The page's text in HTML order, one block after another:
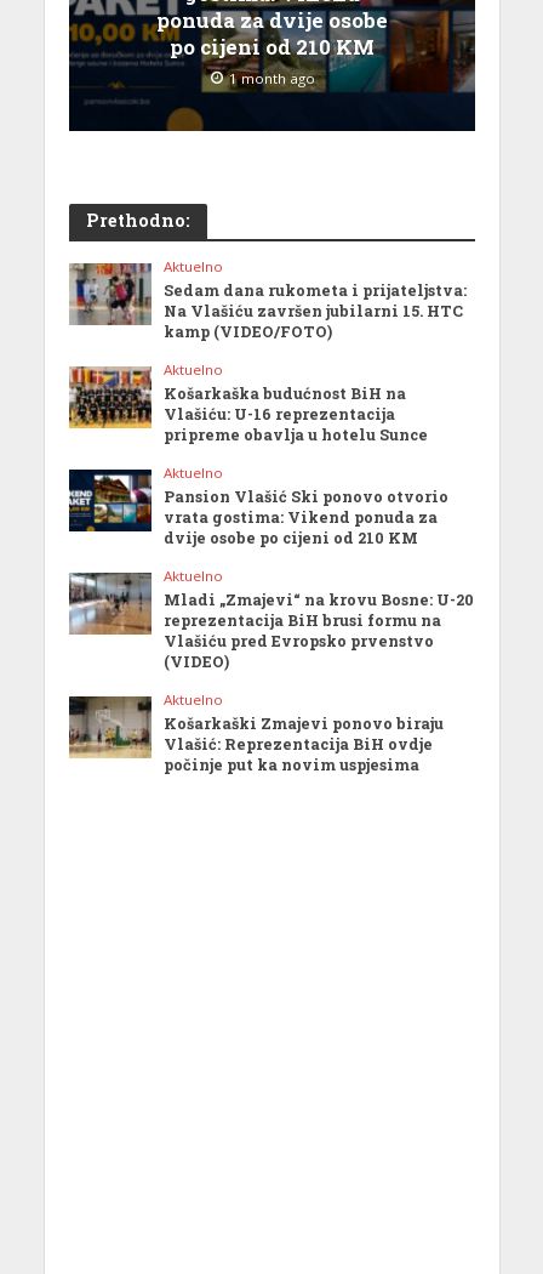
ponuda za dvije osobe
po cijeni od 210 KM
1 month ago
Prethodno:
Aktuelno
Sedam dana rukometa i prijateljstva:
Na Vlašiću završen jubilarni 15. HTC
kamp (VIDEO/FOTO)
Aktuelno
Košarkaška budućnost BiH na
Vlašiću: U-16 reprezentacija
pripreme obavlja u hotelu Sunce
Aktuelno
Pansion Vlašić Ski ponovo otvorio
vrata gostima: Vikend ponuda za
dvije osobe po cijeni od 210 KM
Aktuelno
Mladi „Zmajevi“ na krovu Bosne: U-20
reprezentacija BiH brusi formu na
Vlašiću pred Evropsko prvenstvo
(VIDEO)
Aktuelno
Košarkaški Zmajevi ponovo biraju
Vlašić: Reprezentacija BiH ovdje
počinje put ka novim uspjesima